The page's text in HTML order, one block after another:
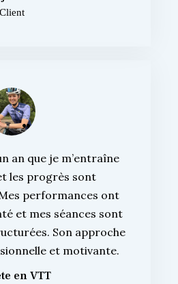
Client
an que je m’entraîne
les progrès sont
performances ont
et mes séances sont
Son approche
et motivante.
en VTT